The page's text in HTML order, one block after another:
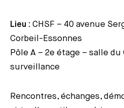
Lieu : CHSF – 40 avenue
Corbeil-Essonnes
Pôle A – 2e étage – salle du
surveillance
Rencontres, échanges,